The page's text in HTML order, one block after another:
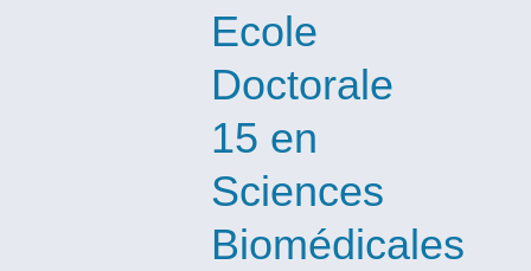
Ecole
Doctorale
15 en
Sciences
Biomédicales